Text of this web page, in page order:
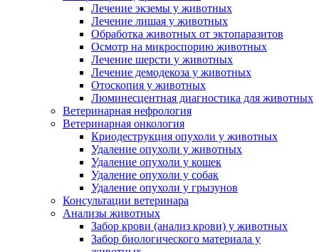
Лечение экземы у животных
Лечение лишая у животных
Обработка животных от эктопаразитов
Осмотр на микроспорию животных
Лечение шерсти у животных
Лечение демодекоза у животных
Отоскопия у животных
Люминесцентная диагностика для животных
Ветеринарная нефрология
Ветеринарная онкология
Криодеструкция опухоли у животных
Удаление опухоли у животных
Удаление опухоли у кошек
Удаление опухоли у собак
Удаление опухоли у грызунов
Консультации ветеринара
Анализы животных
Забор крови (анализ крови) у животных
Забор биологического материала у